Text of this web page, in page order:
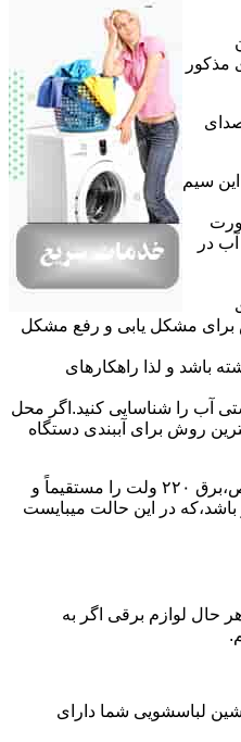
ﻣﺬﮐﻮر
۲۲۰ وﻟﺖ ﻣﺘﺼﻞ کنید.اﮔﺮ ﺻﺪای
ﺳﯿﻢ
در
برای مشکل یابی و رفع مشکل
باشد و لذا راهکارهای
آب را ﺷﻨﺎﺳﺎﯾﯽ کنید.اﮔﺮ ﻣﺤﻞ
روش برای آببندی دستگاه
مشکل ۷:ﻫﯿﺘﺮ لباسشویی آب را ﮔﺮم نمیکند.نحوه رﻓﻊ:ﻫﻤﺎﻧﻨﺪ ﮔﺬﺷﺘﻪ بهمنظور اﻓﺰاﯾﺶ ﺳﺮﻋﺖ ﻋﻤﻞ در مشکلیابی،بهتر است سیمهای راﺑﻂ ﻫﯿﺘﺮ را ﺟﺪا ﻧﻤﻮده و ﺑﺎ ﯾﮏ ﺳﯿﻢ ﻣﺨﺼﻮص،برق ۲۲۰ ولت را مستقیماً و
باشد،ﮐﻪ در این حالت میبایست
حال لوازم برقی اگر به
لباسشویی شما دارای